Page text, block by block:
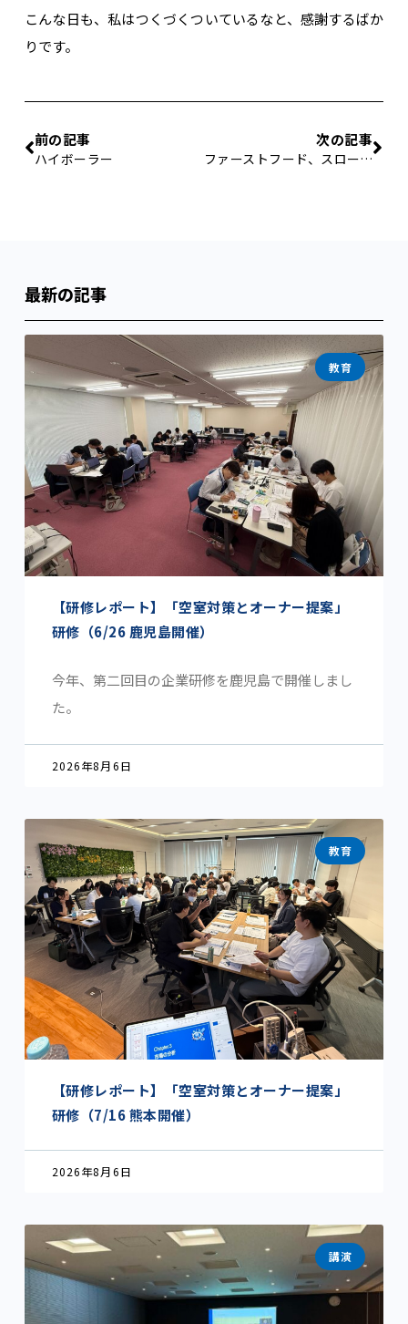
こんな日も、私はつくづくついているなと、感謝するばか
りです。
前の記事
ハイボーラー
次の記事
ファーストフード、スローフード
最新の記事
教育
【研修レポート】「空室対策とオーナー提案」
研修（6/26 鹿児島開催）
今年、第二回目の企業研修を鹿児島で開催しまし
た。
2026年8月6日
教育
【研修レポート】「空室対策とオーナー提案」
研修（7/16 熊本開催）
2026年8月6日
講演